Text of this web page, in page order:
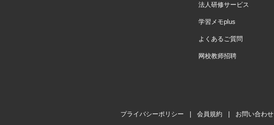
法人研修サービス
学習メモplus
よくあるご質問
网校教师招聘
プライバシーポリシー 会員規約 お問い合わせ